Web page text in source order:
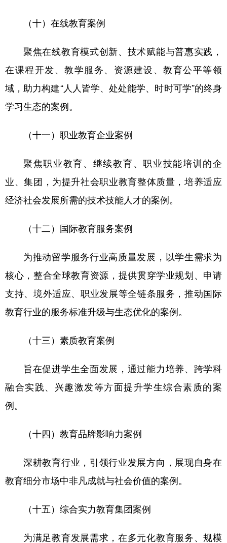
（十）在线教育案例
聚焦在线教育模式创新、技术赋能与普惠实践，
在课程开发、教学服务、资源建设、教育公平等领
域，助力构建“人人皆学、处处能学、时时可学”的终身
学习生态的案例。
（十一）职业教育企业案例
聚焦职业教育、继续教育、职业技能培训的企
业、集团，为提升社会职业教育整体质量，培养适应
经济社会发展所需的技术技能人才的案例。
（十二）国际教育服务案例
为推动留学服务行业高质量发展，以学生需求为
核心，整合全球教育资源，提供贯穿学业规划、申请
支持、境外适应、职业发展等全链条服务，推动国际
教育行业的服务标准升级与生态优化的案例。
（十三）素质教育案例
旨在促进学生全面发展，通过能力培养、跨学科
融合实践、兴趣激发等方面提升学生综合素质的案
例。
（十四）教育品牌影响力案例
深耕教育行业，引领行业发展方向，展现自身在
教育细分市场中非凡成就与社会价值的案例。
（十五）综合实力教育集团案例
为满足教育发展需求，在多元化教育服务、规模